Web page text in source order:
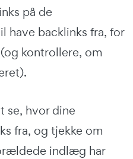
på de
have backlinks fra, for
kontrollere, om
se, hvor dine
fra, og tjekke om
indlæg har